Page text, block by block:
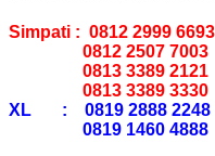
Simpati : 0812 2999 6693
0812 2507 7003
0813 3389 2121
0813 3389 3330
XL : 0819 2888 2248
0819 1460 4888